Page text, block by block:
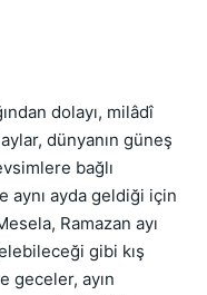
dolayı, milâdî
dünyanın güneş
bağlı
aynı ayda geldiği için
Ramazan ayı
gibi kış
geceler, ayın